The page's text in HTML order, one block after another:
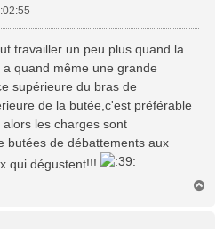
travailler un peu plus quand la
quand même une grande
supérieure du bras de
de la butée,c'est préférable
les charges sont
butées de débattements aux
qui dégustent!!!